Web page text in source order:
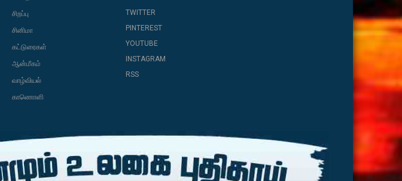
சிறப்பு
சினிமா
கட்டுரைகள்
ஆன்மீகம்
வாழ்வியல்
காணொளி
TWITTER
PINTEREST
YOUTUBE
INSTAGRAM
RSS